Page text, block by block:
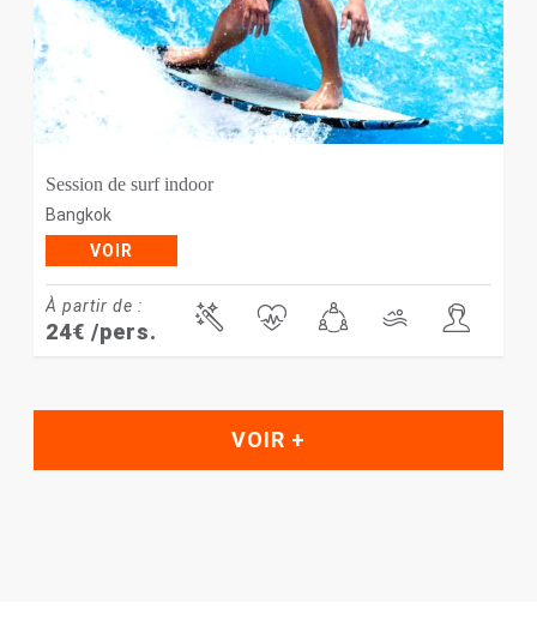
Session de surf indoor
Bangkok
VOIR
À partir de :
24€ /pers.
VOIR +